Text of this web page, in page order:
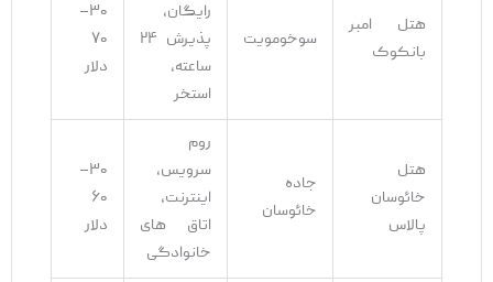
هتل امبر
بانکوک
سوخومویت
رایگان،
پذیرش ۲۴
ساعته،
استخر
۳۰–
۷۰
دلار
هتل
خائوسان
پالاس
جاده
خائوسان
روم‌
سرویس،
اینترنت،
اتاق ‌های
خانوادگی
۳۰–
۶۰
دلار